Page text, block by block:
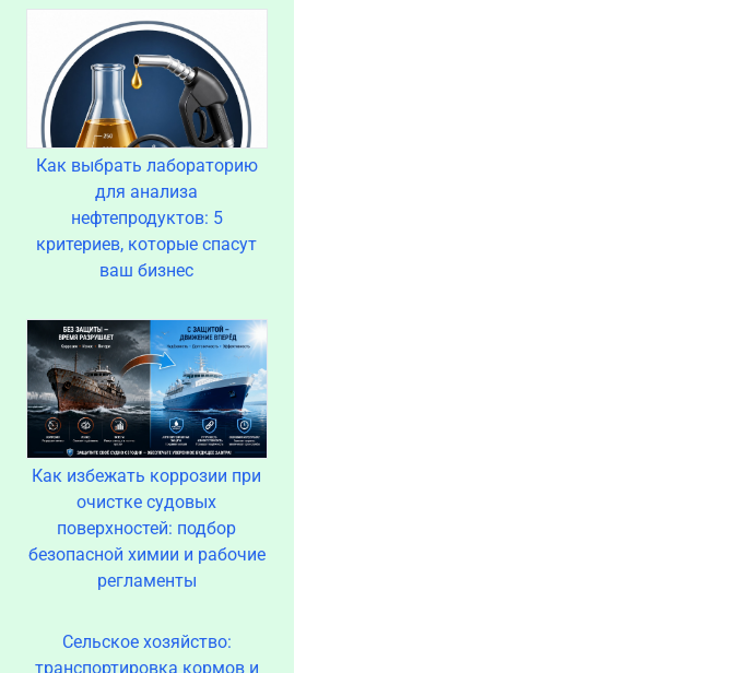
Как выбрать лабораторию
для анализа
нефтепродуктов: 5
критериев, которые спасут
ваш бизнес
Как избежать коррозии при
очистке судовых
поверхностей: подбор
безопасной химии и рабочие
регламенты
Сельское хозяйство:
транспортировка кормов и